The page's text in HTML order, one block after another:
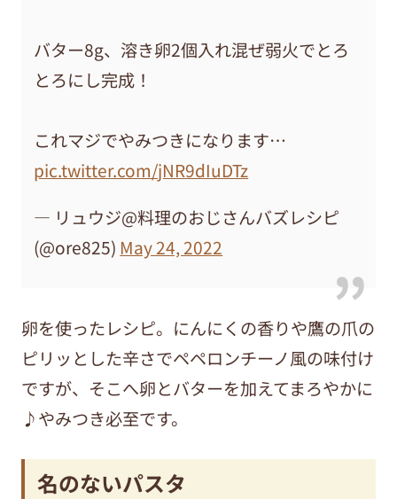
バター8g、溶き卵2個入れ混ぜ弱火でとろ
とろにし完成！
これマジでやみつきになります…
pic.twitter.com/jNR9dIuDTz
— リュウジ@料理のおじさんバズレシピ
(@ore825) May 24, 2022
卵を使ったレシピ。にんにくの香りや鷹の爪の
ピリッとした辛さでペペロンチーノ風の味付け
ですが、そこへ卵とバターを加えてまろやかに
♪やみつき必至です。
名のないパスタ